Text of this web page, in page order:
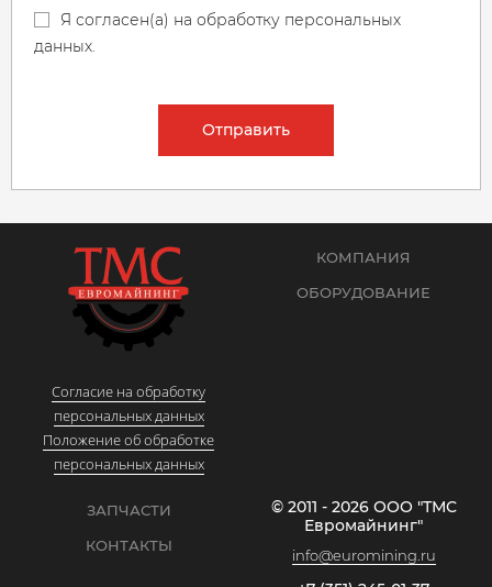
Я согласен(а) на обработку персональных
данных.
Отправить
Согласие на обработку
персональных данных
Положение об обработке
персональных данных
КОМПАНИЯ
ОБОРУДОВАНИЕ
ЗАПЧАСТИ
КОНТАКТЫ
© 2011 - 2026 ООО "ТМС
Евромайнинг"
info@euromining.ru